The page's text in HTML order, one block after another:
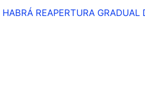
HABRÁ REAPERTURA GRADUAL